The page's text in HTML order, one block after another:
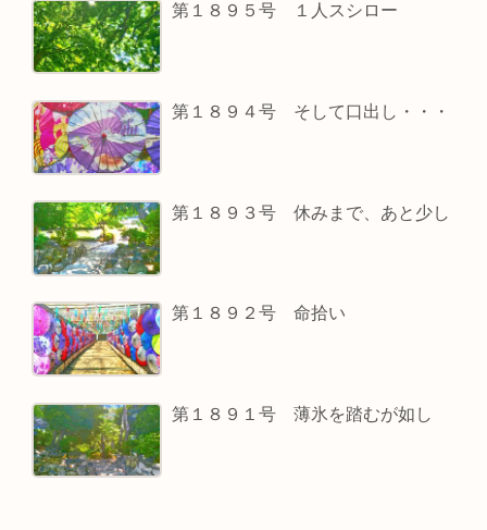
第１８９５号 １人スシロー
第１８９４号 そして口出し・・・
第１８９３号 休みまで、あと少し
第１８９２号 命拾い
第１８９１号 薄氷を踏むが如し